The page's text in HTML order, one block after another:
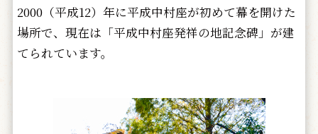
2000（平成12）年に平成中村座が初めて幕を開けた
場所で、現在は「平成中村座発祥の地記念碑」が建
てられています。